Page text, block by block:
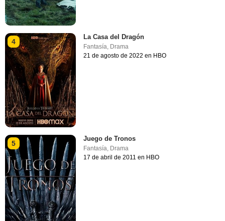
4
La Casa del Dragón
Fantasía Drama
21 de agosto de 2022 en HBO
5
Juego de Tronos
Fantasía, Drama
17 de abril de 2011 en HBO